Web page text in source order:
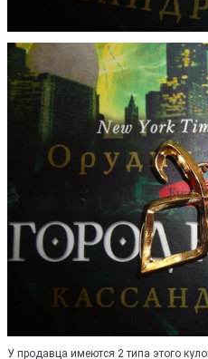
У продавца имеются 2 типа этого